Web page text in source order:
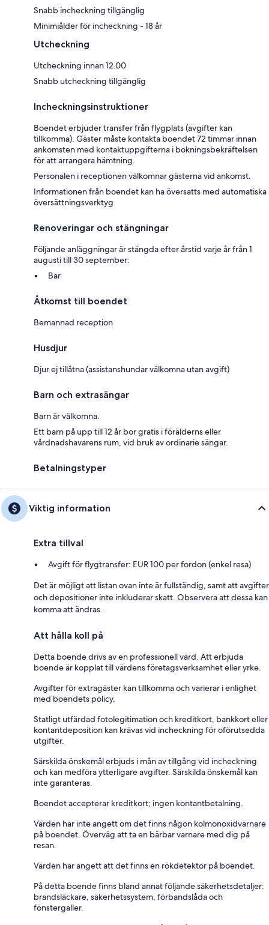
Snabb incheckning tillgänglig
Minimiålder för incheckning - 18 år
Utcheckning
Utcheckning innan 12.00
Snabb utcheckning tillgänglig
Incheckningsinstruktioner
Boendet erbjuder transfer från flygplats (avgifter kan
tillkomma). Gäster måste kontakta boendet 72 timmar innan
ankomsten med kontaktuppgifterna i bokningsbekräftelsen
för att arrangera hämtning.
Personalen i receptionen välkomnar gästerna vid ankomst.
Informationen från boendet kan ha översatts med automatiska
översättningsverktyg
Renoveringar och stängningar
Följande anläggningar är stängda efter årstid varje år från 1
augusti till 30 september:
Bar
Åtkomst till boendet
Bemannad reception
Husdjur
Djur ej tillåtna (assistanshundar välkomna utan avgift)
Barn och extrasängar
Barn är välkomna.
Ett barn på upp till 12 år bor gratis i förälderns eller
vårdnadshavarens rum, vid bruk av ordinarie sängar.
Betalningstyper
Viktig information
Extra tillval
Avgift för flygtransfer: EUR 100 per fordon (enkel resa)
Det är möjligt att listan ovan inte är fullständig, samt att avgifter
och depositioner inte inkluderar skatt. Observera att dessa kan
komma att ändras.
Att hålla koll på
Detta boende drivs av en professionell värd. Att erbjuda
boende är kopplat till värdens företagsverksamhet eller yrke.
Avgifter för extragäster kan tillkomma och varierar i enlighet
med boendets policy.
Statligt utfärdad fotolegitimation och kreditkort, bankkort eller
kontantdeposition kan krävas vid incheckning för oförutsedda
utgifter.
Särskilda önskemål erbjuds i mån av tillgång vid incheckning
och kan medföra ytterligare avgifter. Särskilda önskemål kan
inte garanteras.
Boendet accepterar kreditkort; ingen kontantbetalning.
Värden har inte angett om det finns någon kolmonoxidvarnare
på boendet. Överväg att ta en bärbar varnare med dig på
resan.
Värden har angett att det finns en rökdetektor på boendet.
På detta boende finns bland annat följande säkerhetsdetaljer:
brandsläckare, säkerhetssystem, förbandslåda och
fönstergaller.